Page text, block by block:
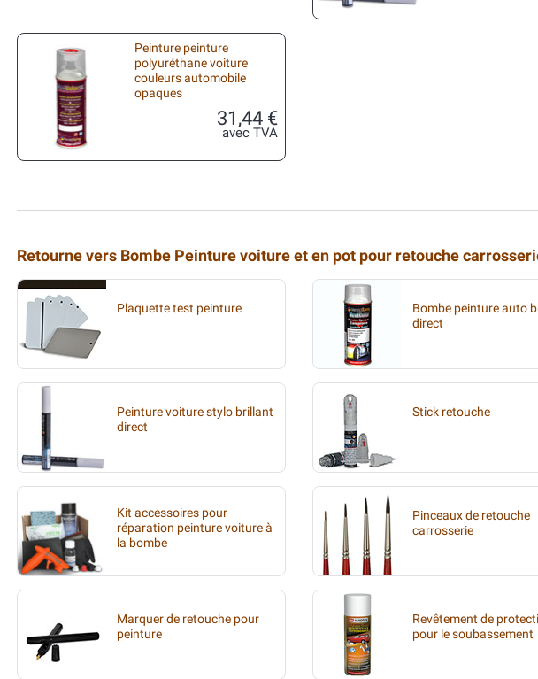
Peinture peinture
polyuréthane voiture
couleurs automobile
opaques
31,44 €
avec TVA
Retourne vers Bombe Peinture voiture et en pot pour retouche
Plaquette test peinture
Bombe peinture auto
direct
Peinture voiture stylo brillant
direct
Stick retouche
Kit accessoires pour
réparation peinture voiture à
la bombe
Pinceaux de retouche
carrosserie
Marquer de retouche pour
peinture
Revêtement de
pour le soubassement